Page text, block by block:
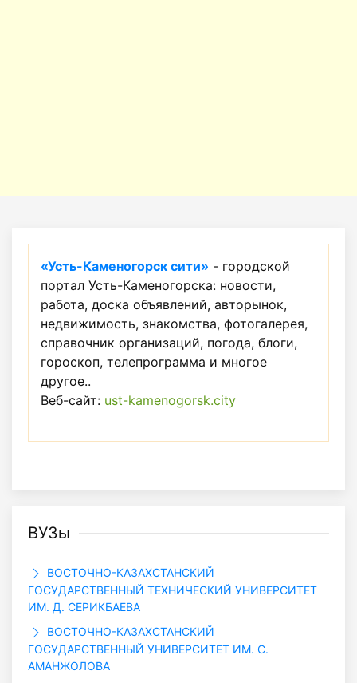
«Усть-Каменогорск сити» - городской
портал Усть-Каменогорска: новости,
работа, доска объявлений, авторынок,
недвижимость, знакомства, фотогалерея,
справочник организаций, погода, блоги,
гороскоп, телепрограмма и многое
другое..
Веб-сайт: ust-kamenogorsk.city
ВУЗы
ВОСТОЧНО-КАЗАХСТАНСКИЙ
ГОСУДАРСТВЕННЫЙ ТЕХНИЧЕСКИЙ УНИВЕРСИТЕТ
ИМ. Д. СЕРИКБАЕВА
ВОСТОЧНО-КАЗАХСТАНСКИЙ
ГОСУДАРСТВЕННЫЙ УНИВЕРСИТЕТ ИМ. С.
АМАНЖОЛОВА